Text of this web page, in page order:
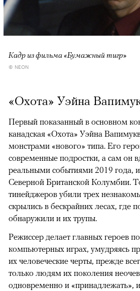
Кадр из фильма «Бумажный тигр»
© NEON
«Охота» Уэйна
Первый показанный в основном
канадская «Охота» Уэйна
монстрами «нового» типа. Его
современные подростки, а сам он
реальными событиями 2019 года,
Северной Британской Колумбии.
тинейджеров убили трех
скрылись в бескрайних лесах, где
обнаружили и их трупы.
Режиссер делает главных героев
компьютерных играх, умудряясь
их человеческие черты, прежде
только людям их поколения
одновременно и «принадлежать»,